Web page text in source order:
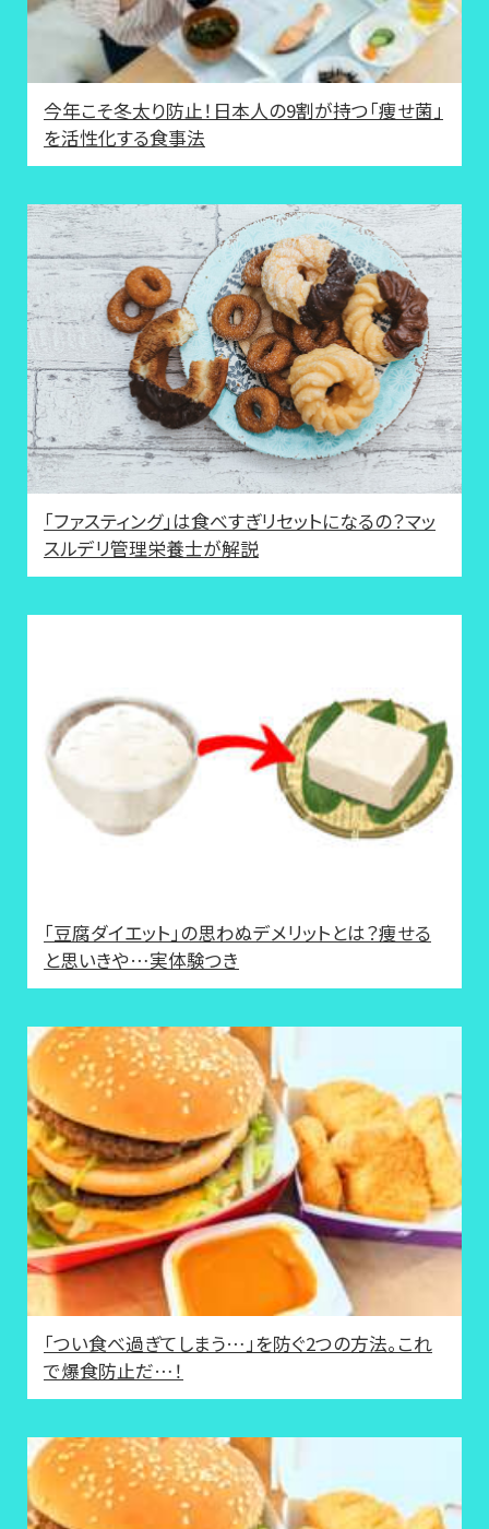
今年こそ冬太り防止！日本人の9割が持つ「痩せ菌」
を活性化する食事法
「ファスティング」は食べすぎリセットになるの？マッ
スルデリ管理栄養士が解説
「豆腐ダイエット」の思わぬデメリットとは？痩せる
と思いきや…実体験つき
「つい食べ過ぎてしまう…」を防ぐ2つの方法。これ
で爆食防止だ…！